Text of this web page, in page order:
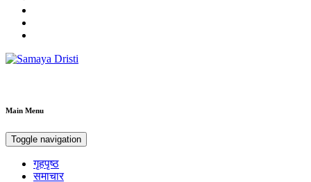
Main Menu
Toggle navigation
गृहपृष्ठ
समाचार